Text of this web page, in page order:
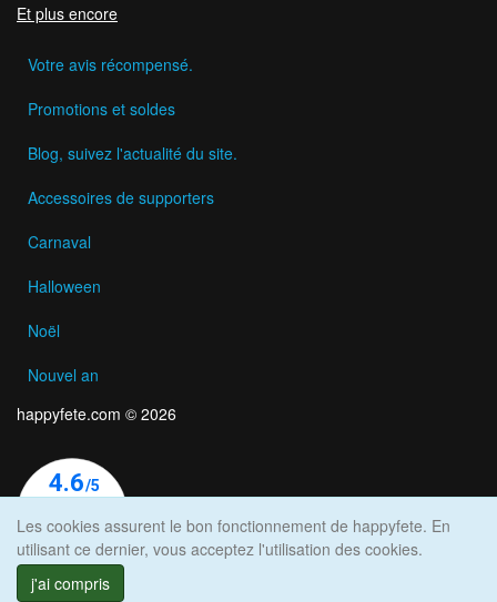
Et plus encore
Votre avis récompensé.
Promotions et soldes
Blog, suivez l'actualité du site.
Accessoires de supporters
Carnaval
Halloween
Noël
Nouvel an
happyfete.com © 2026
Les cookies assurent le bon fonctionnement de happyfete. En
utilisant ce dernier, vous acceptez l'utilisation des cookies.
j'ai compris